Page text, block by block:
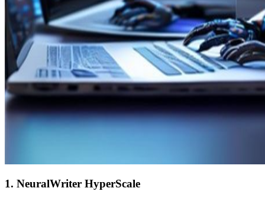
1. NeuralWriter HyperScale